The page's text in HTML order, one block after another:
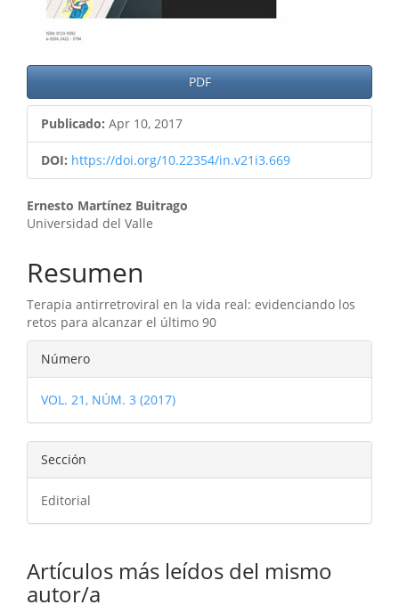
PDF
Publicado: Apr 10, 2017
DOI: https://doi.org/10.22354/in.v21i3.669
Contenido
principal
del
artículo
Ernesto Martínez Buitrago
Universidad del Valle
Resumen
Terapia antirretroviral en la vida real: evidenciando los
retos para alcanzar el último 90
Detalles
del
artículo
Número
VOL. 21, NÚM. 3 (2017)
Sección
Editorial
Artículos más leídos del mismo
autor/a